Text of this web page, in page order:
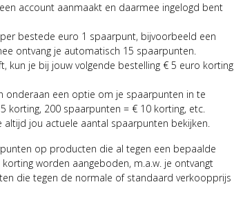
account aanmaakt en daarmee ingelogd bent
bestede euro 1 spaarpunt, bijvoorbeeld een
ontvang je automatisch 15 spaarpunten.
kun je bij jouw volgende bestelling € 5 euro korting
onderaan een optie om je spaarpunten in te
korting, 200 spaarpunten = € 10 korting, etc.
altijd jou actuele aantal spaarpunten bekijken.
op producten die al tegen een bepaalde
worden aangeboden, m.a.w. je ontvangt
die tegen de normale of standaard verkoopprijs